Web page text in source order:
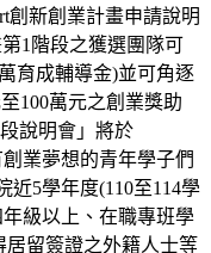
創新創業計畫申請說明
1階段之獲選團隊可
育成輔導金)並可角逐
100萬元之創業獎助
說明會」將於
業夢想的青年學子們
近5學年度(110至114學
級以上、在職專班學
居留簽證之外籍人士等